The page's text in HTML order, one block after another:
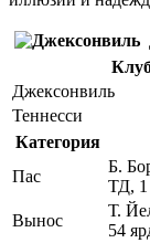
Джексонвиль
Теннесси
Категория
Пас
Б.
ТД,
Вынос
Т.
54